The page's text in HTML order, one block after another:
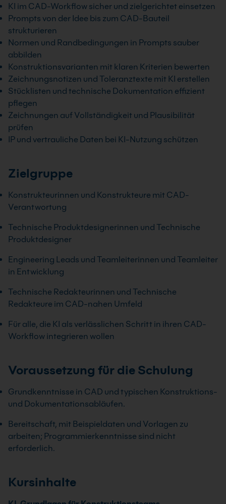
KI im CAD-Workflow sicher und zielgerichtet einsetzen
Prompts von der Idee bis zum CAD-Bauteil
strukturieren
Normen und Randbedingungen in Prompts sauber
abbilden
Konstruktionsvarianten mit klaren Kriterien bewerten
Zeichnungsnotizen und Toleranztexte mit KI erstellen
Stücklisten und technische Dokumentation effizient
pflegen
Zeichnungen auf Vollständigkeit und Plausibilität
prüfen
IP und vertrauliche Daten bei KI-Nutzung schützen
Zielgruppe
Konstrukteurinnen und Konstrukteure mit CAD-
Verantwortung
Technische Produktdesignerinnen und Technische
Produktdesigner
Engineering Leads und Teamleiterinnen und Teamleiter
in Entwicklung
Technische Redakteurinnen und Technische
Redakteure im CAD-nahen Umfeld
Für alle, die KI als verlässlichen Schritt in ihren CAD-
Workflow integrieren wollen
Voraussetzung für die Schulung
Grundkenntnisse in CAD und typischen Konstruktions-
und Dokumentationsabläufen.
Bereitschaft, mit Beispieldaten und Vorlagen zu
arbeiten; Programmierkenntnisse sind nicht
erforderlich.
Kursinhalte